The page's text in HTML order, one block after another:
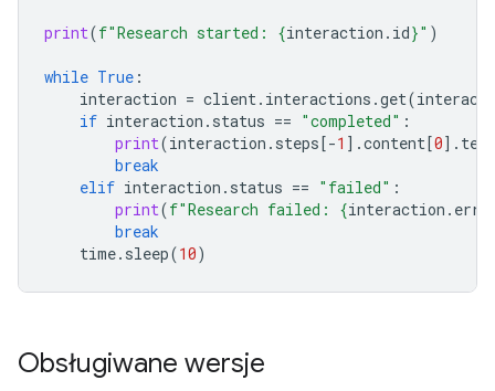
print(f"Research started: {interaction . id}" )
while True :
interaction = client. interactions .get(
if interaction . status == "completed" :
print(interaction . steps[-1 ] .content[0] . text
break
elif interaction . status == "failed" :
print(f"Research failed: {interaction .
break
time. sleep(10)
Obsługiwane wersje